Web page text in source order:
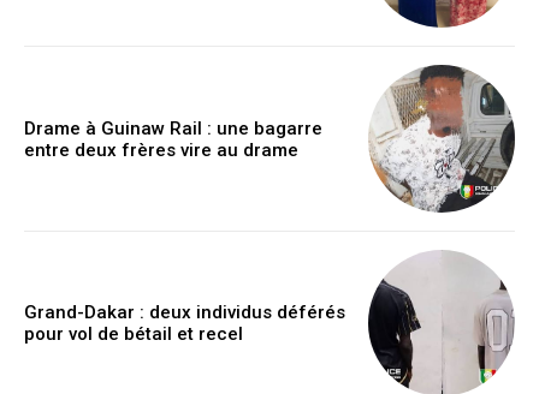
Drame à Guinaw Rail : une bagarre
entre deux frères vire au drame
Grand-Dakar : deux individus déférés
pour vol de bétail et recel